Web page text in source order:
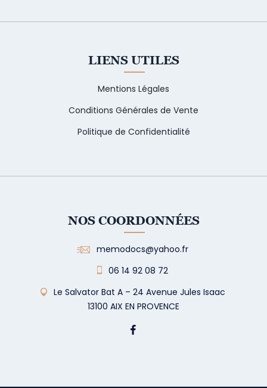
LIENS UTILES
Mentions Légales
Conditions Générales de Vente
Politique de Confidentialité
NOS COORDONNÉES
memodocs@yahoo.fr
06 14 92 08 72
Le Salvator Bat A – 24 Avenue Jules Isaac
13100 AIX EN PROVENCE